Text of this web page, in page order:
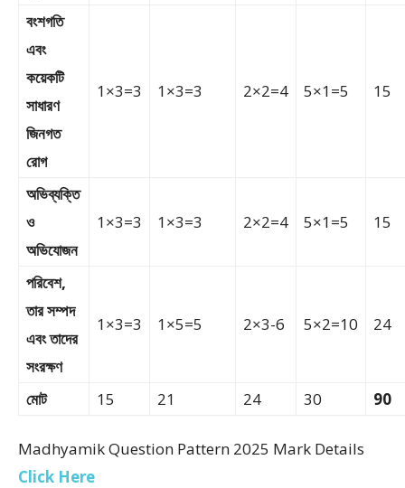
বংশগতি
এবং
কয়েকটি
সাধারণ
জিনগত
রোগ
1×3=3 1×3=3 2×2=4 5×1=5 15
অভিব্যক্তি
ও
অভিযোজন
1×3=3 1×3=3 2×2=4 5×1=5 15
পরিবেশ,
তার সম্পদ
এবং তাদের
সংরক্ষণ
1×3=3 1×5=5 2×3-6 5×2=10 24
মোট 15 21 24 30 90
Madhyamik Question Pattern 2025 Mark Details
Click Here